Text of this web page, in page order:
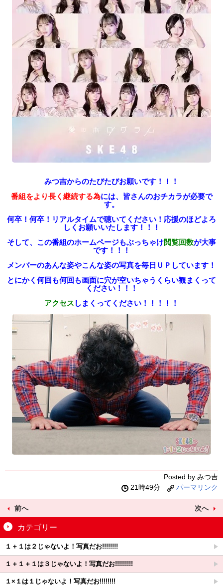
みつ吉からのたびたびお願いです！！！
番組をより長く継続する為には、皆さんのおチカラが必要で
す。
何卒！何卒！リアルタイムで聴いてください！ 応援のほどよろ
しくお願いいたします！！！
そして、この番組のホームページもぶっちゃけ閲覧回数が大事
です！！！
メンバーのあんな姿やこんな姿の写真を毎日ＵＰしています！
とにかく何回も何回も画面に穴が空いちゃうくらい観まくって
ください！！！
アクセス しまくってください！！！！！
Posted by みつ吉
21時49分
パーマリンク
前へ 次へ
カテゴリー
１＋１は２じゃないよ！写真だお!!!!!!!!
１＋１＋１は３じゃないよ！写真だお!!!!!!!!!
１×１は１じゃないよ！写真だお!!!!!!!!